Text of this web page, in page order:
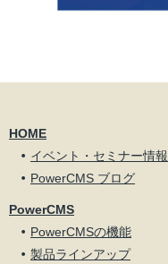
HOME
イベント・セミナー情報
PowerCMS ブログ
PowerCMS
PowerCMSの機能
製品ラインアップ